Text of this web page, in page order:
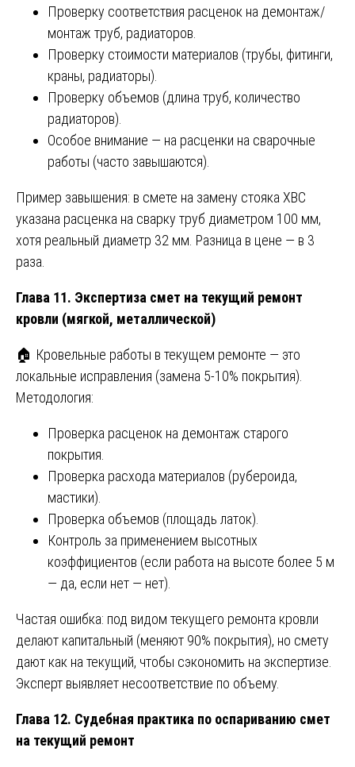
Проверку соответствия расценок на демонтаж/
монтаж труб, радиаторов.
Проверку стоимости материалов (трубы, фитинги,
краны, радиаторы).
Проверку объемов (длина труб, количество
радиаторов).
Особое внимание — на расценки на сварочные
работы (часто завышаются).
Пример завышения: в смете на замену стояка ХВС
указана расценка на сварку труб диаметром 100 мм,
хотя реальный диаметр 32 мм. Разница в цене — в 3
раза.
Глава 11. Экспертиза смет на текущий ремонт
кровли (мягкой, металлической)
🏠 Кровельные работы в текущем ремонте — это
локальные исправления (замена 5-10% покрытия).
Методология:
Проверка расценок на демонтаж старого
покрытия.
Проверка расхода материалов (рубероида,
мастики).
Проверка объемов (площадь латок).
Контроль за применением высотных
коэффициентов (если работа на высоте более 5 м
— да, если нет — нет).
Частая ошибка: под видом текущего ремонта кровли
делают капитальный (меняют 90% покрытия), но смету
дают как на текущий, чтобы сэкономить на экспертизе.
Эксперт выявляет несоответствие по объему.
Глава 12. Судебная практика по оспариванию смет
на текущий ремонт